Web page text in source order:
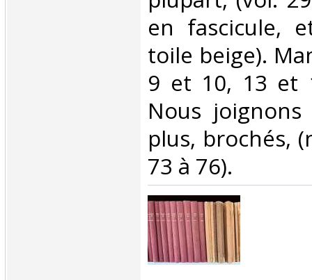
en fascicule,
toile beige).
9 et 10, 13 et
Nous
plus, brochés,
73 à 76). ‎